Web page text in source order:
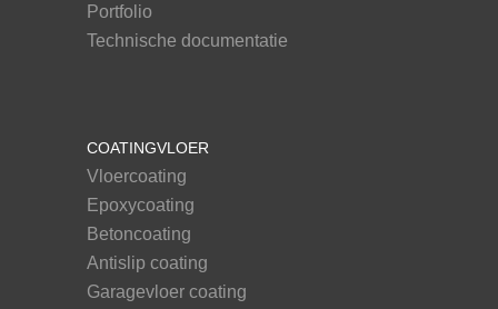
Portfolio
Technische documentatie
COATINGVLOER
Vloercoating
Epoxycoating
Betoncoating
Antislip coating
Garagevloer coating